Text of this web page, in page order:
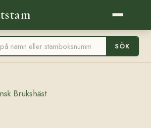
SÖK
Brukshäst